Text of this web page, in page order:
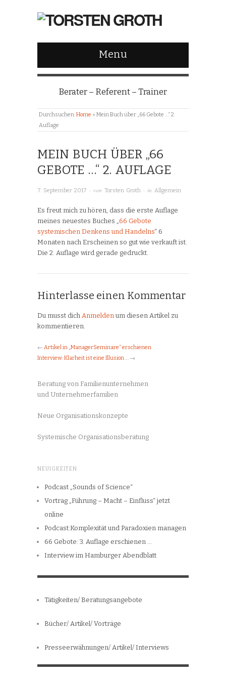
Menu
Berater – Referent – Trainer
Durchsuchen:Home » Mein Buch über „66 Gebote …“ 2.
Auflage
MEIN BUCH ÜBER „66
GEBOTE …“ 2. AUFLAGE
7. September 2017 · von Torsten Groth · in Allgemein
Es freut mich zu hören, dass die erste Auflage
meines neuestes Buches „ 66 Gebote
systemischen Denkens und Handelns“ 6
Monaten nach Erscheinen so gut wie verkauft ist.
Die 2. Auflage wird gerade gedruckt.
Hinterlasse einen Kommentar
Du musst dich Anmelden um diesen Artikel zu
kommentieren.
← Artikel in „ManagerSeminare“ erschienen
Interview: Klarheit ist eine Illusion …
→
Beratung von Familienunternehmen
und Unternehmerfamilien
Neue Organisationskonzepte
Systemische Organisationsberatung
NEUIGKEITEN
Podcast „Sounds of Science“
Vortrag „Führung – Macht – Einfluss“ jetzt
online
Podcast:Komplexität und Paradoxien managen
66 Gebote: 3. Auflage erschienen …
Interview im Hamburger Abendblatt
Tätigkeiten/ Beratungsangebote
Bücher/ Artikel/ Vorträge
Presseerwähnungen/ Artikel/ Interviews